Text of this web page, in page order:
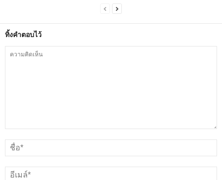
ทิ้งคำตอบไว้